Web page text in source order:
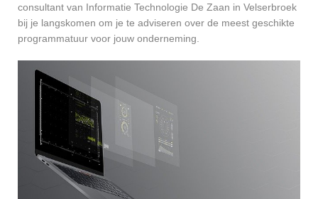
consultant van Informatie Technologie De Zaan in Velserbroek
bij je langskomen om je te adviseren over de meest geschikte
programmatuur voor jouw onderneming.